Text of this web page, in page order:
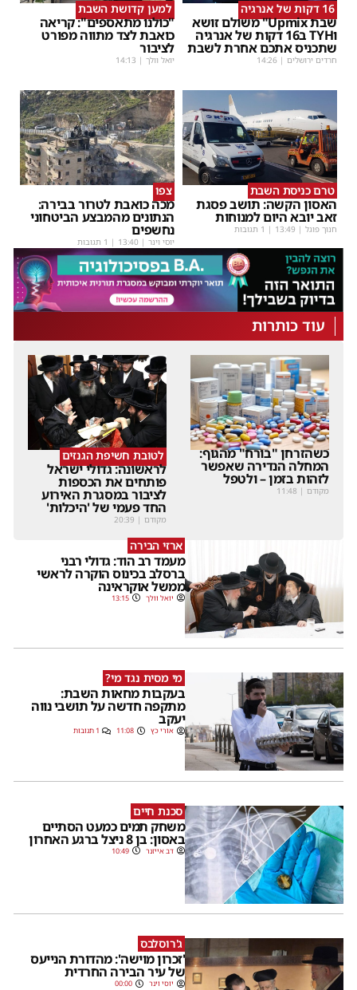
16 דקות של אנרגיה
שבת Upmix" משולם זושא
וTYH ב16 דקות של אנרגיה
שתכניס אתכם אחרת לשבת
חרדים ירושלים |
14:26
למען קדושת השבת
"כולנו מתאספים": קריאה
כואבת לצד מתווה מפורט
לציבור
יואל וולך |
14:13
טרם כניסת השבת
האסון הקשה: תושב פסגת
זאב יובא היום למנוחות
חנוך פוגל |
13:49 | 1 תגובות
צפו
מכה כואבת לטרור בבירה:
הנתונים מהמבצע הביטחוני
נחשפים
יוסי וינר |
13:40 | 1 תגובות
עוד כותרות
כשהזרחן "בורח" מהגוף:
המחלה הנדירה שאפשר
לזהות בזמן – ולטפל
מקודם |
11:48
לטובת חשיפת הגנזים
לראשונה: גדולי ישראל
פותחים את הכספות
לציבור במסגרת האירוע
החד פעמי של 'היכלות'
מקודם |
20:39
ארזי הבירה
מעמד רב הוד: גדולי רבני
ברסלב בכינוס הוקרה לראשי
ממשל אוקראינה
יואל וולך 13:15
מי מסית נגד מי?
בעקבות מחאות השבת:
מתקפה חדשה על תושבי נווה
יעקב
אורי כץ 11:08 1 תגובות
סכנת חיים
משחק תמים כמעט הסתיים
באסון: בן 8 ניצל ברגע האחרון
דב אייזנר 10:49
ג'רוסלבס
'זכרון מוישה': מהדורת הנייעס
של עיר הבירה החרדית
יוסי וינר 00:00